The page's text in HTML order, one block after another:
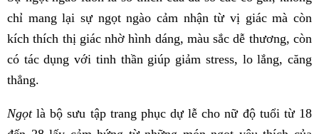
chỉ mang lại sự ngọt ngào cảm nhận từ vị giác mà còn
kích thích thị giác nhờ hình dáng, màu sắc dễ thương, còn
có tác dụng với tinh thần giúp giảm stress, lo lắng, căng
thẳng.
Ngọtlà bộ sưu tập trang phục dự lễ cho nữ độ tuổi từ 18